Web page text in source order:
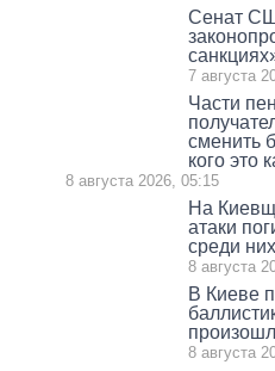
Сенат
7 августа
Части
сменить
кого это
8 августа 2026, 05:15
На
атаки
среди
8 августа
В Киеве
8 августа